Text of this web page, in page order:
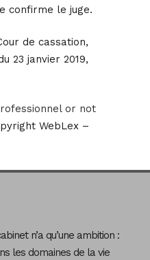
confirme le juge.
de cassation,
23 janvier 2019,
or not
WebLex –
n’a qu’une ambition :
les domaines de la vie